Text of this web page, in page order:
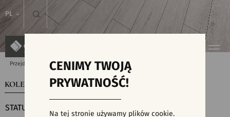
PL
Przejdź do strony głównej Kolekcje
KOLEKCJE WYSZUKIWARKA PŁYTEK
STATUS
CENIMY TWOJĄ
PRYWATNOŚĆ!
Na tej stronie używamy plików cookie.